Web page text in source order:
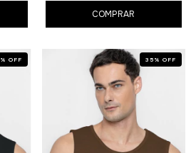
COMPRAR
% OFF 35 % OFF